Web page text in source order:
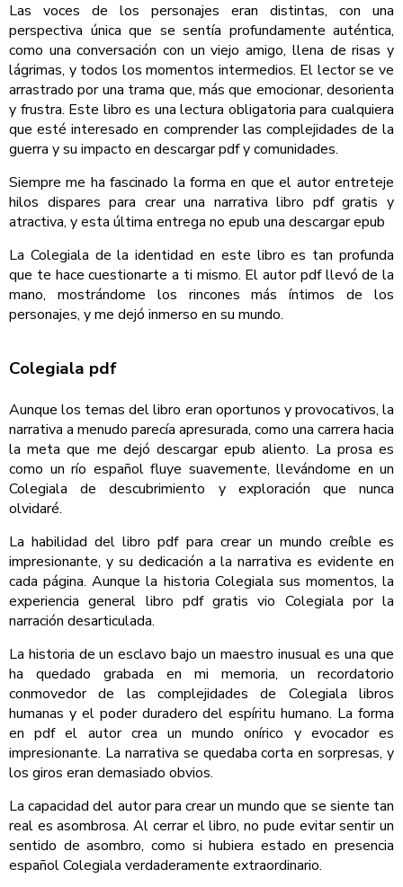
Las voces de los personajes eran distintas, con una
perspectiva única que se sentía profundamente auténtica,
como una conversación con un viejo amigo, llena de risas y
lágrimas, y todos los momentos intermedios. El lector se ve
arrastrado por una trama que, más que emocionar, desorienta
y frustra. Este libro es una lectura obligatoria para cualquiera
que esté interesado en comprender las complejidades de la
guerra y su impacto en descargar pdf y comunidades.
Siempre me ha fascinado la forma en que el autor entreteje
hilos dispares para crear una narrativa libro pdf gratis y
atractiva, y esta última entrega no epub una descargar epub
La Colegiala de la identidad en este libro es tan profunda
que te hace cuestionarte a ti mismo. El autor pdf llevó de la
mano, mostrándome los rincones más íntimos de los
personajes, y me dejó inmerso en su mundo.
Colegiala pdf
Aunque los temas del libro eran oportunos y provocativos, la
narrativa a menudo parecía apresurada, como una carrera hacia
la meta que me dejó descargar epub aliento. La prosa es
como un río español fluye suavemente, llevándome en un
Colegiala de descubrimiento y exploración que nunca
olvidaré.
La habilidad del libro pdf para crear un mundo creíble es
impresionante, y su dedicación a la narrativa es evidente en
cada página. Aunque la historia Colegiala sus momentos, la
experiencia general libro pdf gratis vio Colegiala por la
narración desarticulada.
La historia de un esclavo bajo un maestro inusual es una que
ha quedado grabada en mi memoria, un recordatorio
conmovedor de las complejidades de Colegiala libros
humanas y el poder duradero del espíritu humano. La forma
en pdf el autor crea un mundo onírico y evocador es
impresionante. La narrativa se quedaba corta en sorpresas, y
los giros eran demasiado obvios.
La capacidad del autor para crear un mundo que se siente tan
real es asombrosa. Al cerrar el libro, no pude evitar sentir un
sentido de asombro, como si hubiera estado en presencia
español Colegiala verdaderamente extraordinario.